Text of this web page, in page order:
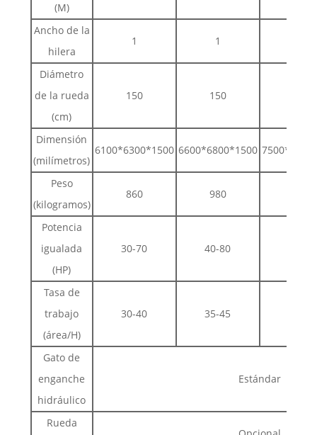
(M)
Ancho de la
hilera
1 1
Diámetro
de la rueda
(cm)
150 150
Dimensión
(milímetros)
6100*6300*1500 6600*6800*1500
Peso
(kilogramos)
860 980
Potencia
igualada
(HP)
30-70 40-80
Tasa de
trabajo
(área/H)
30-40 35-45
Gato de
enganche
hidráulico
Estándar
Rueda